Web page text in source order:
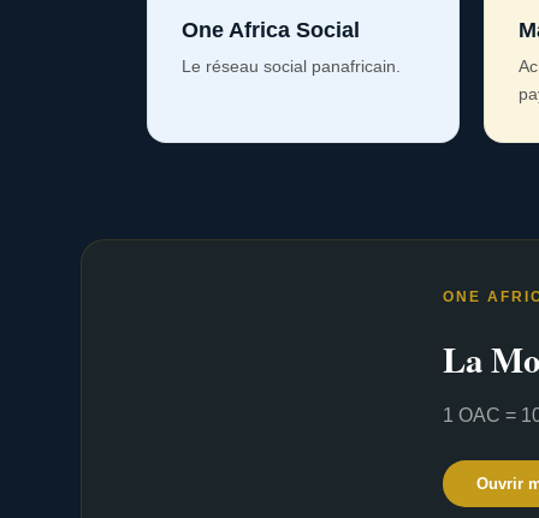
One Africa Social
Le réseau social panafricain.
ONE
La
1 OAC =
Ouvrir